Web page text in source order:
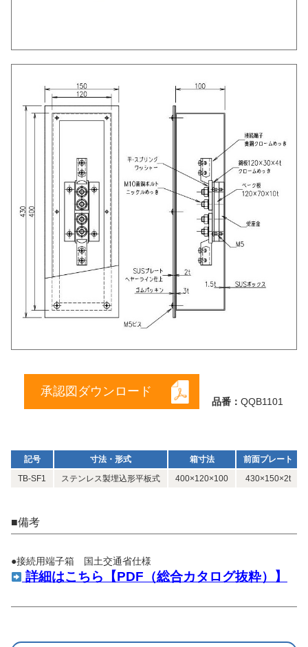
承認図ダウンロード
品番： QQB1101
記号 寸法・形式 箱寸法
前面プレート
TB-SF1
ステンレス製埋込形平板式 400×120×100 430×150×2t
■備考
●接続用端子箱 国土交通省仕様
詳細はこちら【PDF（総合カタログ抜粋）】